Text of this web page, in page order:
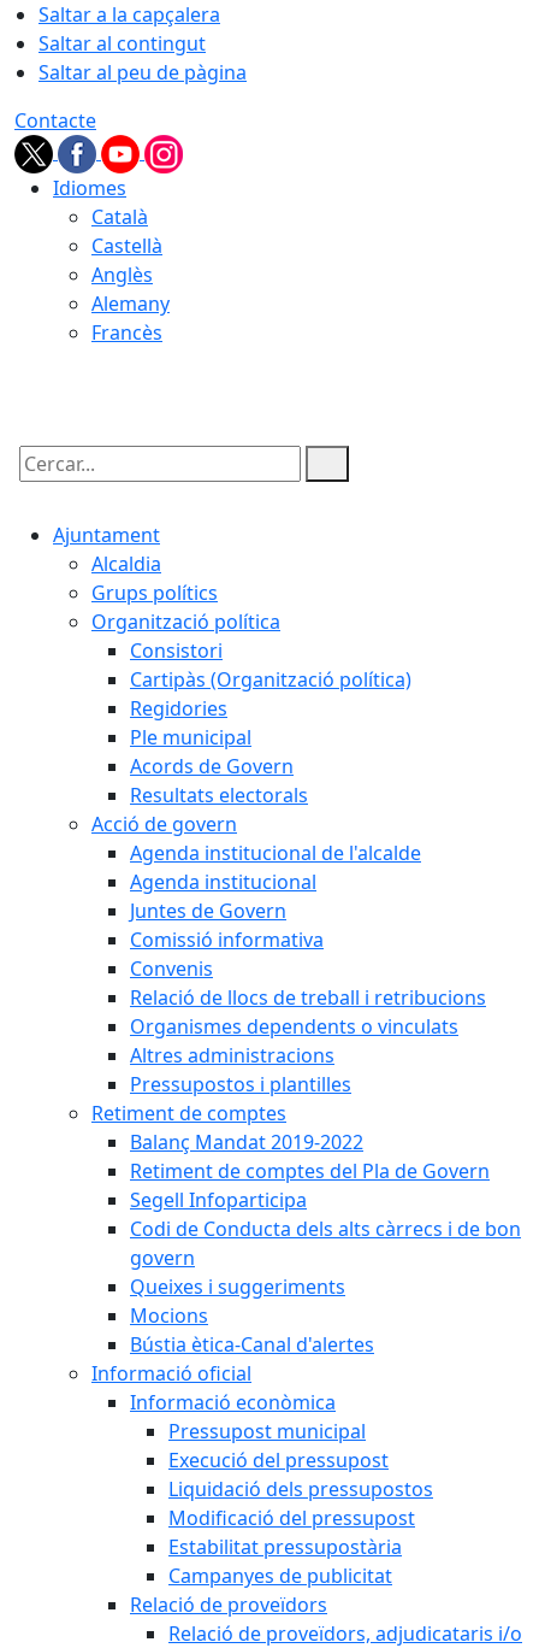
Saltar a la capçalera
Saltar al contingut
Saltar al peu de pàgina
Contacte
Idiomes
Català
Castellà
Anglès
Alemany
Francès
Cercar:
Ajuntament
Alcaldia
Grups polítics
Organització política
Consistori
Cartipàs (Organització política)
Regidories
Ple municipal
Acords de Govern
Resultats electorals
Acció de govern
Agenda institucional de l'alcalde
Agenda institucional
Juntes de Govern
Comissió informativa
Convenis
Relació de llocs de treball i retribucions
Organismes dependents o vinculats
Altres administracions
Pressupostos i plantilles
Retiment de comptes
Balanç Mandat 2019-2022
Retiment de comptes del Pla de Govern
Segell Infoparticipa
Codi de Conducta dels alts càrrecs i de bon
govern
Queixes i suggeriments
Mocions
Bústia ètica-Canal d'alertes
Informació oficial
Informació econòmica
Pressupost municipal
Execució del pressupost
Liquidació dels pressupostos
Modificació del pressupost
Estabilitat pressupostària
Campanyes de publicitat
Relació de proveïdors
Relació de proveïdors, adjudicataris i/o